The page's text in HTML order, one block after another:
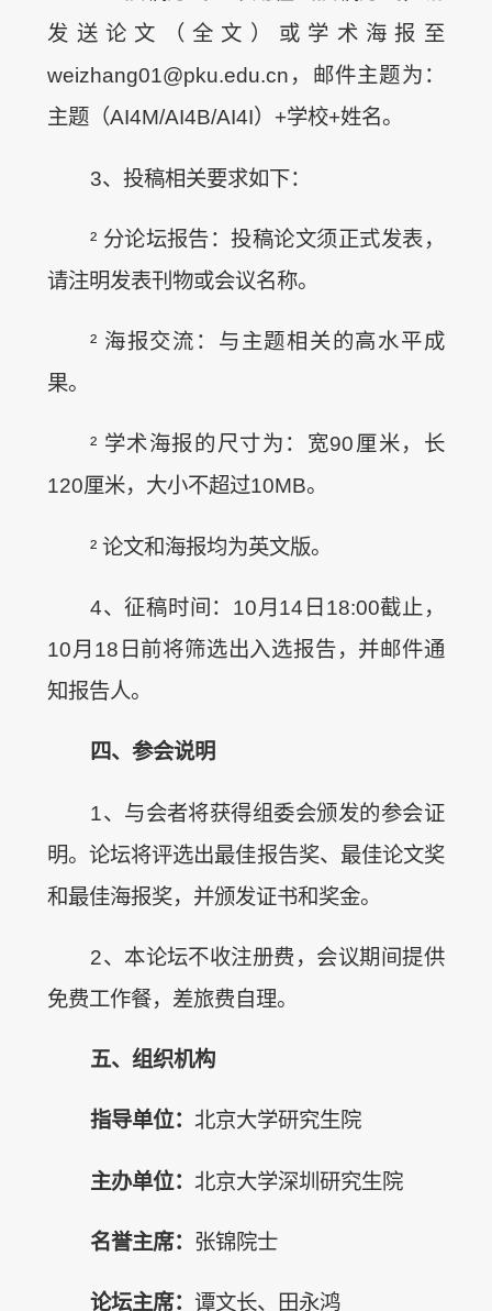
发送论文（全文）或学术海报至
weizhang01@pku.edu.cn，邮件主题为：
主题（AI4M/AI4B/AI4I）+学校+姓名。
3、投稿相关要求如下：
² 分论坛报告：投稿论文须正式发表，
请注明发表刊物或会议名称。
² 海报交流：与主题相关的高水平成
果。
² 学术海报的尺寸为：宽90厘米，长
120厘米，大小不超过10MB。
² 论文和海报均为英文版。
4、征稿时间：10月14日18:00截止，
10月18日前将筛选出入选报告，并邮件通
知报告人。
四、参会说明
1、与会者将获得组委会颁发的参会证
明。论坛将评选出最佳报告奖、最佳论文奖
和最佳海报奖，并颁发证书和奖金。
2、本论坛不收注册费，会议期间提供
免费工作餐，差旅费自理。
五、组织机构
指导单位： 北京大学研究生院
主办单位： 北京大学深圳研究生院
名誉主席： 张锦院士
论坛主席：谭文长、田永鸿